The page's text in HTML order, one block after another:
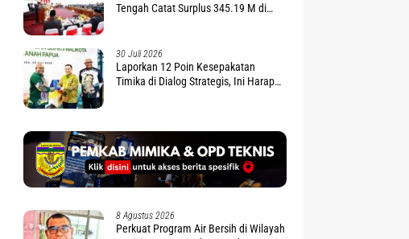
Tengah Catat Surplus 345.19 M di
30 Juli 2026
Laporkan 12 Poin Kesepakatan
Timika di Dialog Strategis, Ini Harapan
8 Agustus 2026
Perkuat Program Air Bersih di Wilayah